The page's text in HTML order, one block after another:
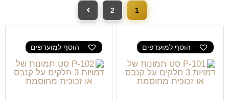
1
2
הוסף למועדפים הוסף למועדפים